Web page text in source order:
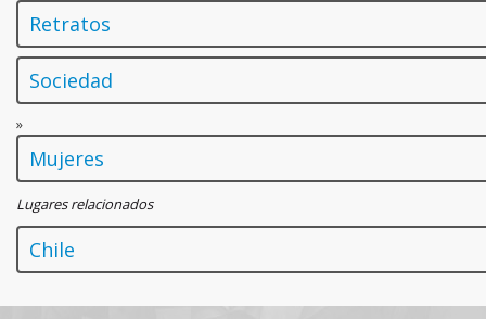
Retratos
Sociedad
»
Mujeres
Lugares relacionados
Chile